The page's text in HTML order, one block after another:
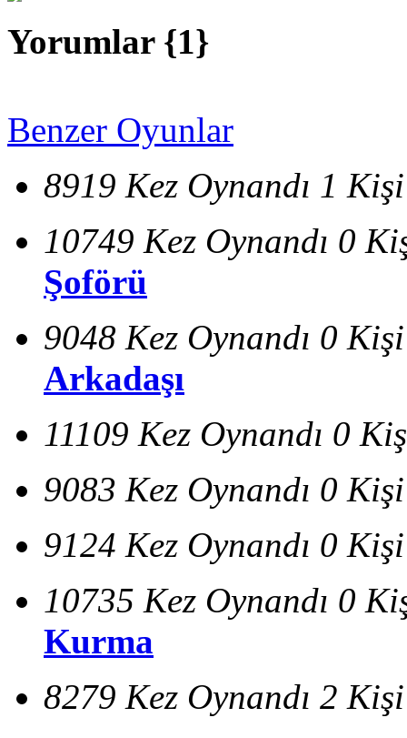
Yorumlar {1}
Benzer Oyunlar
8919 Kez Oynandı 1
10749 Kez Oynandı 0
Şoförü
9048 Kez Oynandı 0
Arkadaşı
11109 Kez Oynandı 0
9083 Kez Oynandı 0
9124 Kez Oynandı 0
10735 Kez Oynandı 0
Kurma
8279 Kez Oynandı 2